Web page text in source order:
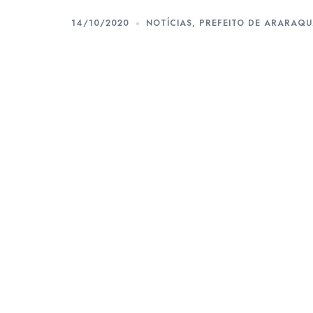
14/10/2020 NOTÍCIAS, PREFEITO DE